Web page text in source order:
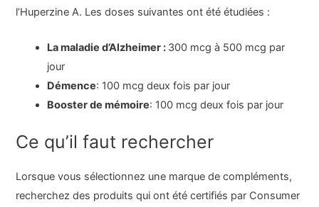
l’Huperzine A. Les doses suivantes ont été étudiées :
La maladie d’Alzheimer : 300 mcg à 500 mcg par
jour
Démence: 100 mcg deux fois par jour
Booster de mémoire: 100 mcg deux fois par jour
Ce qu’il faut rechercher
Lorsque vous sélectionnez une marque de compléments,
recherchez des produits qui ont été certifiés par Consumer